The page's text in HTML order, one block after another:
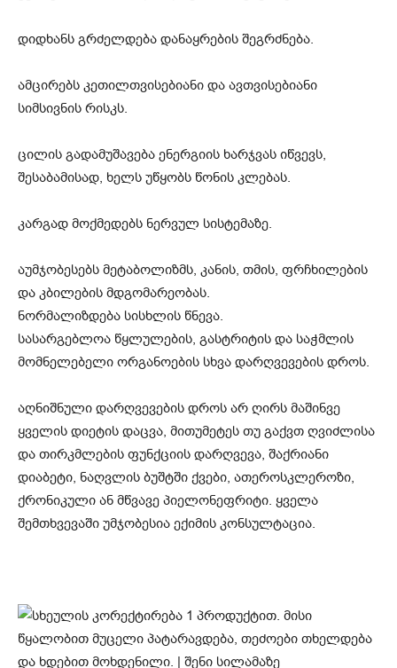
დიდხანს გრძელდება დანაყრების შეგრძნება.
ამცირებს კეთილთვისებიანი და ავთვისებიანი
სიმსივნის რისკს.
ცილის გადამუშავება ენერგიის ხარჯვას იწვევს,
შესაბამისად, ხელს უწყობს წონის კლებას.
კარგად მოქმედებს ნერვულ სისტემაზე.
აუმჯობესებს მეტაბოლიზმს, კანის, თმის, ფრჩხილების
და კბილების მდგომარეობას.
ნორმალიზდება სისხლის წნევა.
სასარგებლოა წყლულების, გასტრიტის და საჭმლის
მომნელებელი ორგანოების სხვა დარღვევების დროს.
აღნიშნული დარღვევების დროს არ ღირს მაშინვე
ყველის დიეტის დაცვა, მითუმეტეს თუ გაქვთ ღვიძლისა
და თირკმლების ფუნქციის დარღვევა, შაქრიანი
დიაბეტი, ნაღვლის ბუშტში ქვები, ათეროსკლეროზი,
ქრონიკული ან მწვავე პიელონეფრიტი. ყველა
შემთხვევაში უმჯობესია ექიმის კონსულტაცია.